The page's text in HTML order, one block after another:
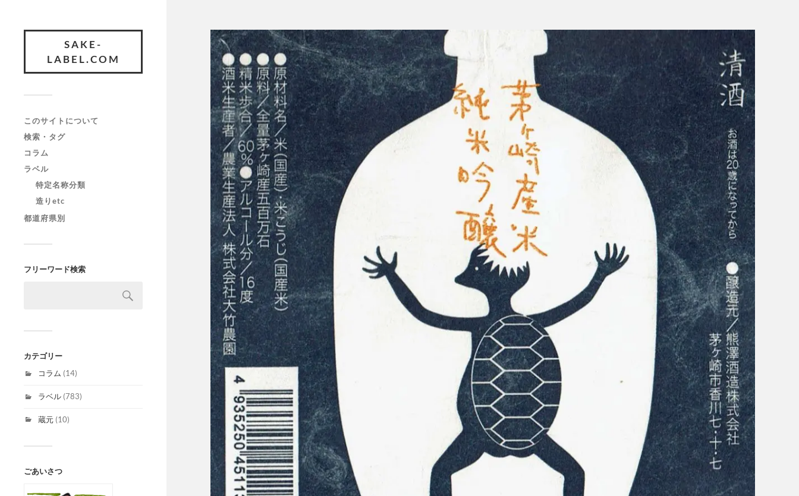
SAKE-
LABEL.COM
このサイトについて
検索・タグ
コラム
ラベル
特定名称分類
造りetc
都道府県別
フリーワード検索
カテゴリー
コラム (14)
ラベル (783)
蔵元 (10)
ごあいさつ